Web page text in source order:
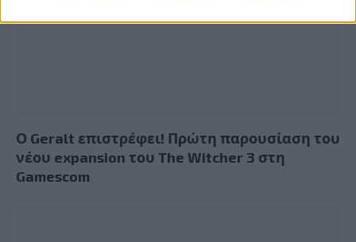
Ο Geralt επιστρέφει! Πρώτη παρουσίαση του
νέου expansion του The Witcher 3 στη
Gamescom